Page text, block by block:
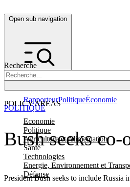
Open sub navigation
Recherche
POLICY AREAS
Economie
Politique
Agriculture et Alimentation
Santé
Technologies
Energie, Environnement et
Défense
RapporteurPolitiqueÉconomie
Bush seeks
President Bush seeks to include Russia
POLITIQUE